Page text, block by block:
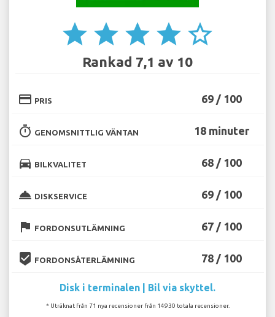
star star star star star_border
Rankad 7,1 av 10
credit_card PRIS 69 / 100
timer GENOMSNITTLIG VÄNTAN 18 minuter
directions_car BILKVALITET 68 / 100
room_service DISKSERVICE 69 / 100
flag FORDONSUTLÄMNING 67 / 100
beenhere FORDONSÅTERLÄMNING 78 / 100
Disk i terminalen | Bil via skyttel.
* Uträknat från 71 nya recensioner från 14930 totala recensioner.